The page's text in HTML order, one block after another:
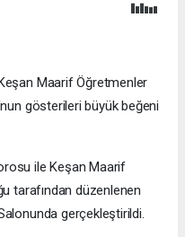
Maarif Öğretmenler
gösterileri büyük beğeni
ile Keşan Maarif
tarafından düzenlenen
gerçekleştirildi.